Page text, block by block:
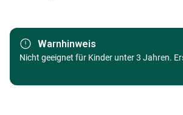
Marke Heye
Kategorie Puzzle
Alter
Puzzle für
Warnhinweis
Nicht geeignet für Kinder unter 3 Jahren.